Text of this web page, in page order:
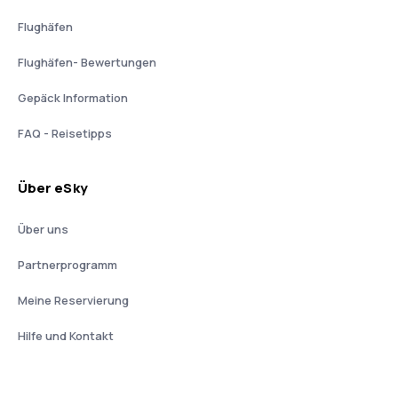
Flughäfen
Flughäfen- Bewertungen
Gepäck Information
FAQ - Reisetipps
Über eSky
Über uns
Partnerprogramm
Meine Reservierung
Hilfe und Kontakt